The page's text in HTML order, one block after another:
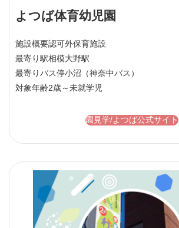
よつば体育幼児園
施設概要認可外保育施設
最寄り駅相模大野駅
最寄りバス停小沼（神奈中バス）
対象年齢2歳～未就学児
園見学/よつば公式サイト